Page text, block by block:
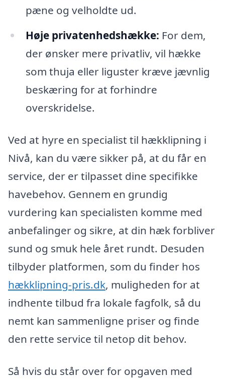
pæne og velholdte ud.
Høje privatenhedshække: For dem,
der ønsker mere privatliv, vil hække
som thuja eller liguster kræve jævnlig
beskæring for at forhindre
overskridelse.
Ved at hyre en specialist til hækklipning i
Nivå, kan du være sikker på, at du får en
service, der er tilpasset dine specifikke
havebehov. Gennem en grundig
vurdering kan specialisten komme med
anbefalinger og sikre, at din hæk forbliver
sund og smuk hele året rundt. Desuden
tilbyder platformen, som du finder hos
hækklipning-pris.dk, muligheden for at
indhente tilbud fra lokale fagfolk, så du
nemt kan sammenligne priser og finde
den rette service til netop dit behov.
Så hvis du står over for opgaven med